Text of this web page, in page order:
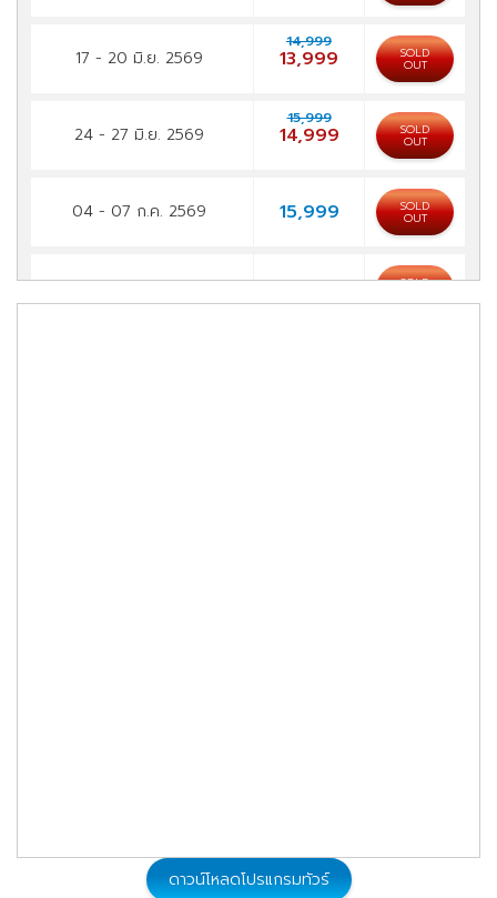
17 - 20 มิ.ย. 2569
14,999
13,999 SOLD
OUT
24 - 27 มิ.ย. 2569
15,999
14,999 SOLD
OUT
04 - 07 ก.ค. 2569 15,999 SOLD
OUT
18 - 21 ก.ค. 2569 15,999 SOLD
03 - 06 ต.ค. 2569 16,999 จองทัวร์
ดาวน์โหลดโปรแกรมทัวร์